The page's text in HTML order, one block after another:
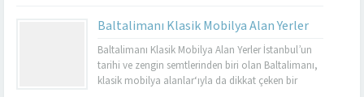
bir semt olup, bu semtte klasik mobilyaları sevenler
için birçok seçenek sunmaktadır. Bomonti klasik
mobilya...
Baltalimanı Klasik Mobilya Alan Yerler
Baltalimanı Klasik Mobilya Alan Yerler İstanbul’un
tarihi ve zengin semtlerinden biri olan Baltalimanı,
klasik mobilya alanlar‘ıyla da dikkat çeken bir